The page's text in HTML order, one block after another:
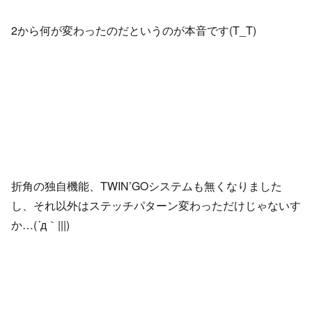
2から何が変わったのだというのが本音です(T_T)
折角の独自機能、TWIN’GOシステムも無くなりました
し、それ以外はステッチパターン変わっただけじゃないす
か…(´д｀|||)